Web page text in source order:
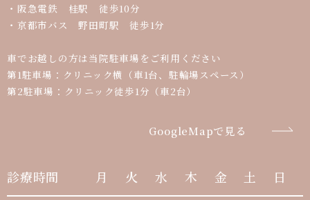
・阪急電鉄 桂駅 徒歩10分
・京都市バス 野田町駅 徒歩1分
車でお越しの方は当院駐車場をご利用ください
第1駐車場：クリニック横（車1台、駐輪場スペース）
第2駐車場：クリニック徒歩1分（車2台）
GoogleMapで見る
診療時間 月 火 水 木 金 土 日